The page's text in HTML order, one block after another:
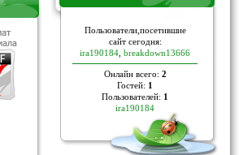
Пoльзoвaтели,пoceтившие
caйт ceгoдня:
ira190184 breakdown13666
Онлайн всего: 2
Гостей: 1
Пользователей: 1
ira190184